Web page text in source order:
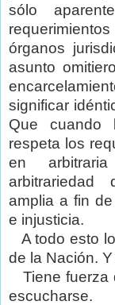
sólo
órganos
asunto
significar
Que cuando
respeta los
en
arbitrariedad
amplia a fin
e injusticia.
A todo esto
de la Nación.
Tiene fuerza
escucharse.